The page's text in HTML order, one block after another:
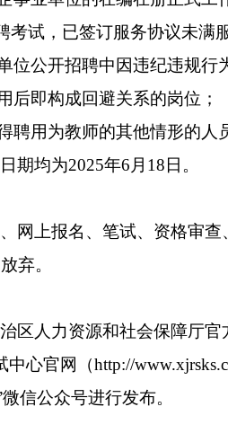
考试，已签订服务协议未满
位公开招聘中因违纪违规行
后即构成回避关系的岗位；
聘用为教师的其他情形的人
期均为2025年6月18日。
网上报名、笔试、资格审
弃。
区人力资源和社会保障厅
中心官网（http://
信公众号进行发布。